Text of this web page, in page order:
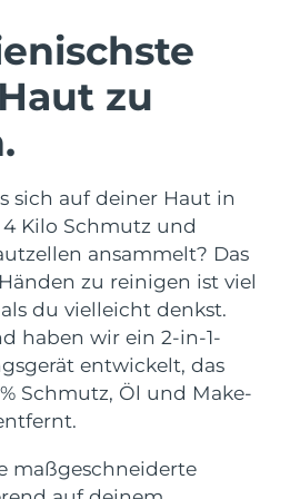
zu
sich auf deiner Haut in
Kilo Schmutz und
ansammelt? Das
zu reinigen ist viel
du vielleicht denkst.
haben wir ein 2-in-1-
entwickelt, das
Schmutz, Öl und Make-
maßgeschneiderte
massage
4 Plus
LED heating
4 Men
anti-aging massage
toning
2 go
toning on-the-go
2 eyes & lips
line smoothing device
Set
hydration
LED
Mundpflege
sonic toothbrush
plus
BEHANDLUNG
LED-Behandlungen
NEW
Erwartete Lieferung
Erwartete Lieferung
10/08/2026
Erwartete Lieferung
09/08/2026
Erwartete Lieferung
15/08/2026